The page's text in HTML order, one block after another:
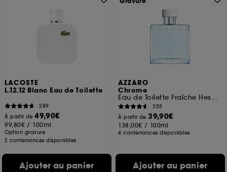
LACOSTE
L.12.12 Blanc Eau de Toilette
289
À partir de49,90€
99,80€ / 100ml
Option gravure
2 contenances disponibles
Ajouter au panier
AZZARO
Chrome
Eau de Toilette Fraîche Hespéridée
355
À partir de39,90€
138,00€ / 100ml
4 contenances disponibles
Ajouter au panier